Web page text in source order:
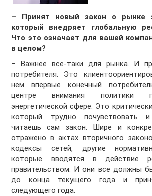
– Принят новый закон о рынке
который внедряет глобальную
Что это означает для вашей
в целом?
– Важнее все-таки для рынка. И
потребителя. Это
нем впервые конечный
центре внимания политики
энергетической сфере. Это
который трудно почувствовать
читаешь сам закон. Шире и
отражено в актах вторичного
кодексы сетей, другие
которые вводятся в действие
правительством. И они все должны
до конца текущего года и
следующего года.